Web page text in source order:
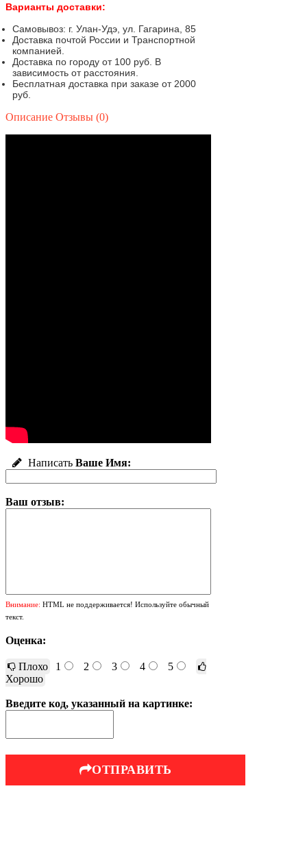
Варианты доставки:
Самовывоз: г. Улан-Удэ, ул. Гагарина, 85
Доставка почтой России и Транспортной
компанией.
Доставка по городу от 100 руб. В
зависимость от расстояния.
Бесплатная доставка при заказе от 2000
руб.
Описание Отзывы (0)
Написать Ваше Имя:
Ваш отзыв:
Внимание: HTML не поддерживается! Используйте обычный
текст.
Оценка:
Плохо 1 2 3 4
5
Хорошо
Введите код, указанный на картинке:
ОТПРАВИТЬ